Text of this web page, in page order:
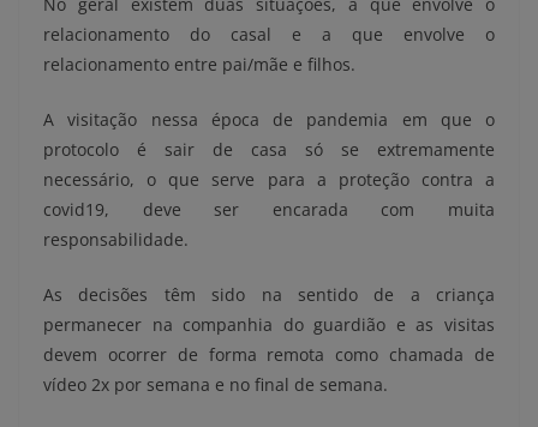
relacionamento do casal e a que envolve o
relacionamento entre pai/mãe e filhos.
A visitação nessa época de pandemia em que o
protocolo é sair de casa só se extremamente
necessário, o que serve para a proteção contra a
covid19, deve ser encarada com muita
responsabilidade.
As decisões têm sido na sentido de a criança
permanecer na companhia do guardião e as visitas
devem ocorrer de forma remota como chamada de
vídeo 2x por semana e no final de semana.